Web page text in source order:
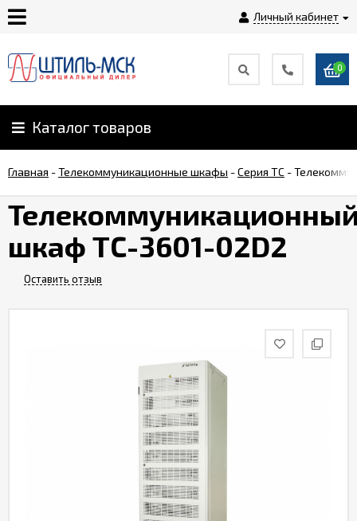
Личный кабинет
Главная
О
Монтаж
0
Каталог товаров
Главная -Телекоммуникационные шкафы -Серия TC -
шкаф TC-3601-02D2
Оставить отзыв